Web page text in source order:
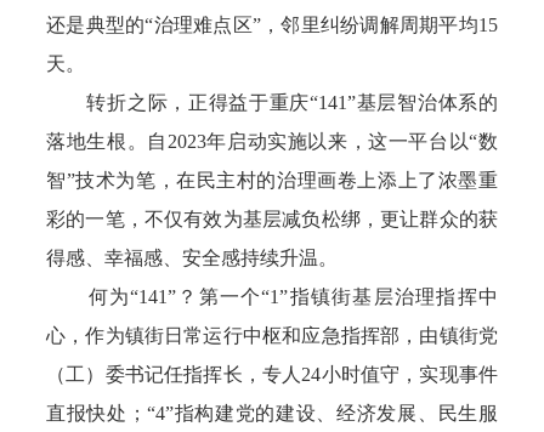
还是典型的“治理难点区”，邻里纠纷调解周期平均15
天。
转折之际，正得益于重庆“141”基层智治体系的
落地生根。自2023年启动实施以来，这一平台以“数
智”技术为笔，在民主村的治理画卷上添上了浓墨重
彩的一笔，不仅有效为基层减负松绑，更让群众的获
得感、幸福感、安全感持续升温。
何为“141”？第一个“1”指镇街基层治理指挥中
心，作为镇街日常运行中枢和应急指挥部，由镇街党
（工）委书记任指挥长，专人24小时值守，实现事件
直报快处；“4”指构建党的建设、经济发展、民生服